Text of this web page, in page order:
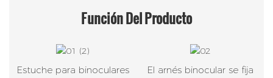
FunciónDel Producto
Estuche para binoculares
El arnés binocular se fija